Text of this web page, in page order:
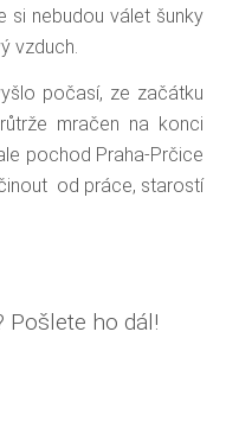
si nebudou válet šunky
vzduch.
počasí, ze začátku
mračen na konci
pochod Praha-Prčice
od práce, starostí
Pošlete ho dál!